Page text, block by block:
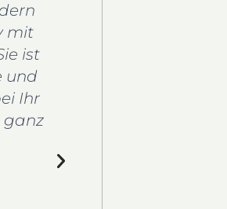
mit
ist
und
Ihr
ganz